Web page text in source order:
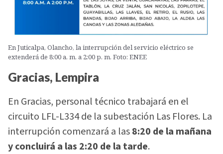
En Juticalpa, Olancho, la interrupción del servicio eléctrico se
extenderá de 8:00 a. m. a 2:00 p. m. Foto: ENEE
Gracias, Lempira
En Gracias, personal técnico trabajará en el
circuito LFL-L334 de la subestación Las Flores. La
interrupción comenzará a las8:20 de la mañana
y concluirá a las 2:20 de la tarde.